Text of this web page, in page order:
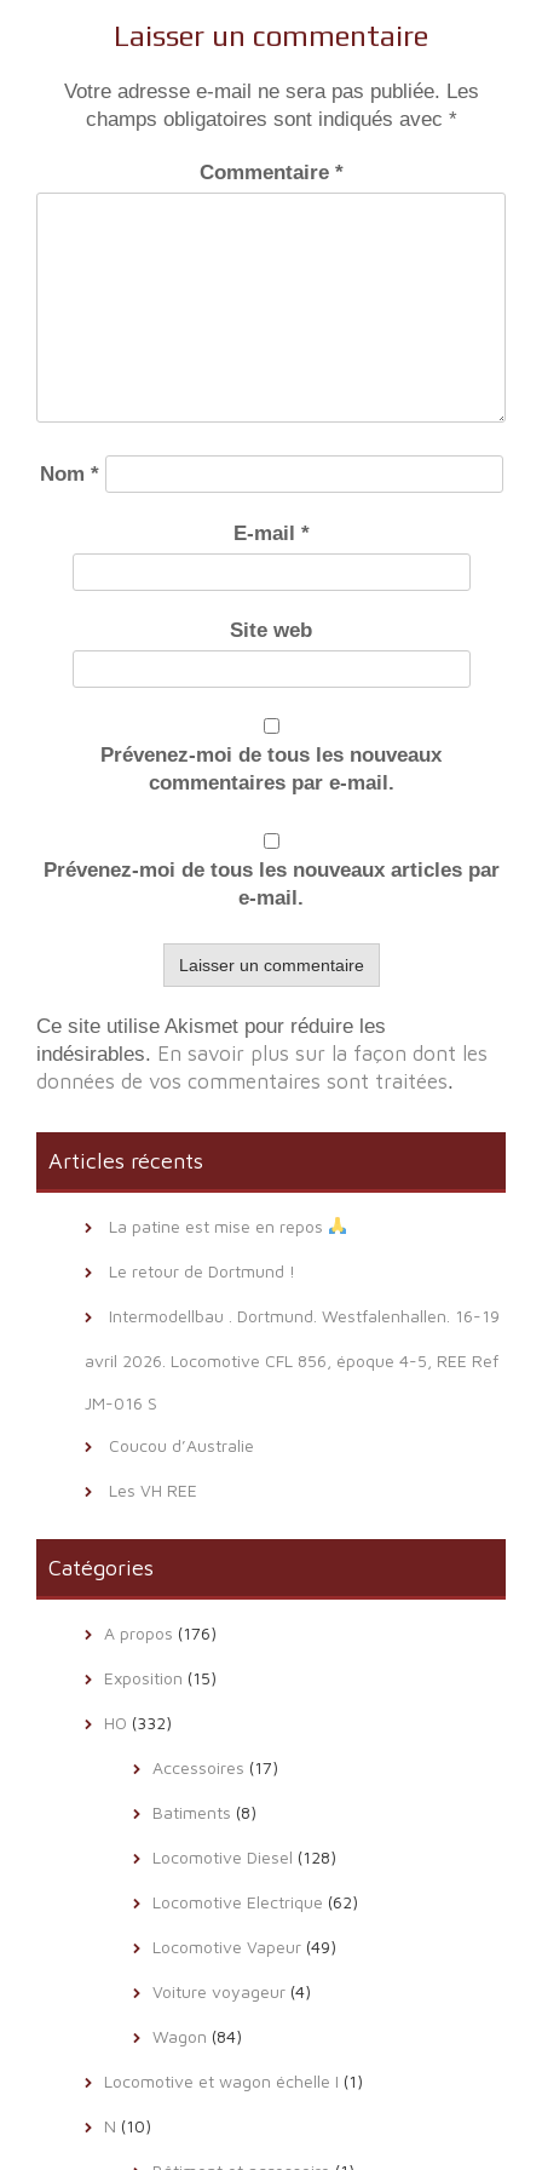
Laisser un commentaire
Votre adresse e-mail ne sera pas publiée. Les
champs obligatoires sont indiqués avec *
Commentaire *
Nom *
E-mail *
Site web
Prévenez-moi de tous les nouveaux
commentaires par e-mail.
Prévenez-moi de tous les nouveaux articles par
e-mail.
Ce site utilise Akismet pour réduire les
indésirables. En savoir plus sur la façon dont les
données de vos commentaires sont traitées.
Articles récents
La patine est mise en repos
Le retour de Dortmund !
Intermodellbau . Dortmund. Westfalenhallen. 16-19
avril 2026. Locomotive CFL 856, époque 4-5, REE Ref
JM-016 S
Coucou d’Australie
Les VH REE
Catégories
A propos (176)
Exposition (15)
HO (332)
Accessoires (17)
Batiments (8)
Locomotive Diesel (128)
Locomotive Electrique (62)
Locomotive Vapeur (49)
Voiture voyageur (4)
Wagon (84)
Locomotive et wagon échelle I (1)
N (10)